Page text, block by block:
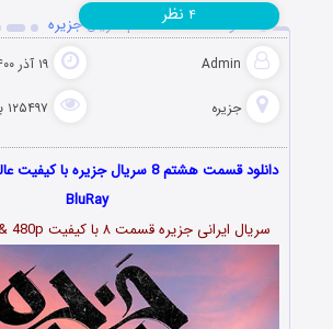
دانلود قسمت 8 هشتم سریال جزیره
Admin ۱۹ آذر ۱۴۰۰
جزیره ۱۲۵۴۹۷ بازدید
۴ نظر
BluRay
سریال ایرانی جزیره قسمت۸ با کیفیت 1080p & 720p & 480p